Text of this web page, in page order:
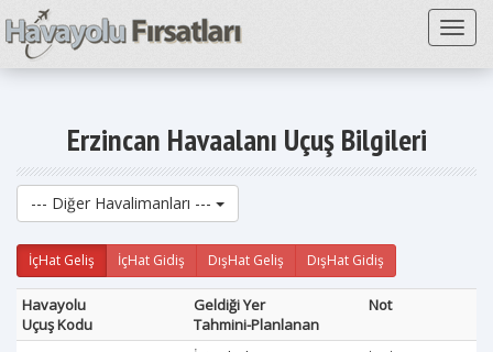
Erzincan Havaalanı Uçuş Bilgileri
--- Diğer Havalimanları ---
İçHat Geliş İçHat Gidiş DışHat Geliş DışHat Gidiş
Havayolu
Uçuş Kodu
Geldiği Yer
Tahmini-Planlanan
Not